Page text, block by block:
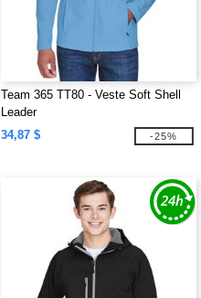
Team 365 TT80 - Veste Soft Shell
Leader
34,87 $
-25%